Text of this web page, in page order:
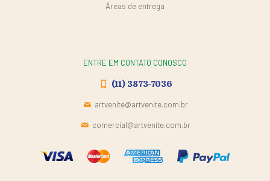
Áreas de entrega
ENTRE EM CONTATO CONOSCO
(11) 3873-7036
artvenite@artvenite.com.br
comercial@artvenite.com.br